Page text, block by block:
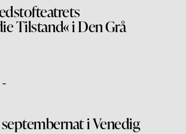
Tilstand« i Den Grå
i Venedig